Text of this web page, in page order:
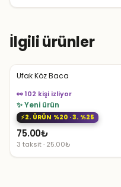
İlgili ürünler
Ufak Köz Baca
👀 102 kişi izliyor
✨ Yeni ürün
2. ÜRÜN %20 · 3. %25
75.00₺
3 taksit · 25.00₺